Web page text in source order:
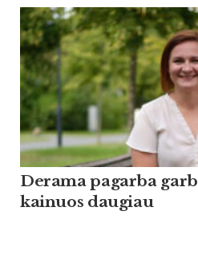
Derama pagarba
kainuos daugiau